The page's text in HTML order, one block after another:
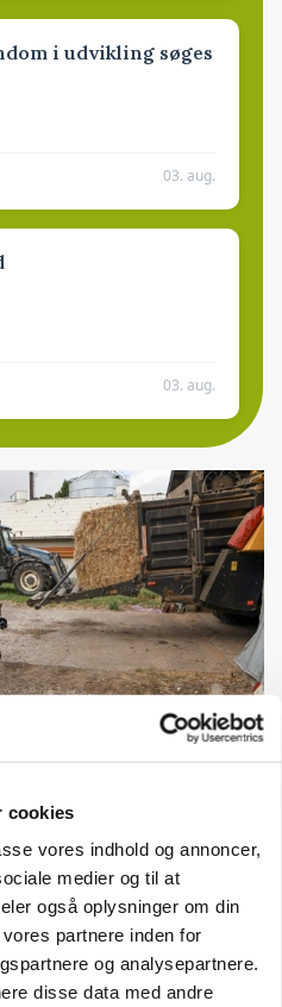
cookies
vores indhold og annoncer,
medier og til at
også oplysninger om din
partnere inden for
og analysepartnere.
disse data med andre
i udvikling søges
03. aug.
03. aug.